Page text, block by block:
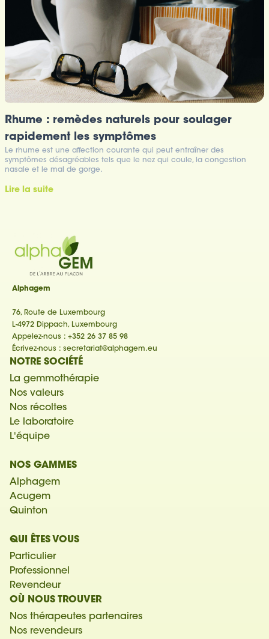
Rhume : remèdes naturels pour soulager
rapidement les symptômes
Le rhume est une affection courante qui peut entraîner des
symptômes désagréables tels que le nez qui coule, la congestion
nasale et le mal de gorge.
Lire la suite
Alphagem
76, Route de Luxembourg
L-4972 Dippach, Luxembourg
Appelez-nous : +352 26 37 85 98
Écrivez-nous : secretariat@alphagem.eu
NOTRE SOCIÉTÉ
La gemmothérapie
Nos valeurs
Nos récoltes
Le laboratoire
L'équipe
NOS GAMMES
Alphagem
Acugem
Quinton
QUI ÊTES VOUS
Particulier
Professionnel
Revendeur
OÙ NOUS TROUVER
Nos thérapeutes partenaires
Nos revendeurs